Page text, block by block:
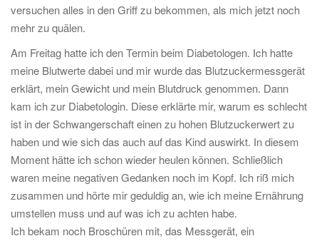
versuchen alles in den Griff zu bekommen, als mich jetzt noch
mehr zu quälen.
Am Freitag hatte ich den Termin beim Diabetologen. Ich hatte
meine Blutwerte dabei und mir wurde das Blutzuckermessgerät
erklärt, mein Gewicht und mein Blutdruck genommen. Dann
kam ich zur Diabetologin. Diese erklärte mir, warum es schlecht
ist in der Schwangerschaft einen zu hohen Blutzuckerwert zu
haben und wie sich das auch auf das Kind auswirkt. In diesem
Moment hätte ich schon wieder heulen können. Schließlich
waren meine negativen Gedanken noch im Kopf. Ich riß mich
zusammen und hörte mir geduldig an, wie ich meine Ernährung
umstellen muss und auf was ich zu achten habe.
Ich bekam noch Broschüren mit, das Messgerät, ein